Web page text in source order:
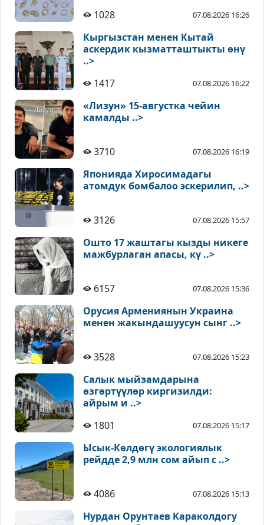
1028
07.08.2026 16:26
Кыргызстан менен Кытай
аскердик кызматташтыкты өнү
..>
1417
07.08.2026 16:22
«Лизун» 15-августка чейин
камалды ..>
3710 07.08.2026 16:19
Японияда Хиросимадагы
атомдук бомбалоо эскерилип, ..>
3126 07.08.2026 15:57
Ошто 17 жаштагы кызды никеге
мажбурлаган апасы, кү ..>
6157 07.08.2026 15:36
Орусия Армениянын Украина
менен жакындашуусун сынг ..>
3528 07.08.2026 15:23
Салык мыйзамдарына
өзгөртүүлөр киргизилди:
айрым и ..>
1801
07.08.2026 15:17
Ысык-Көлдөгү экологиялык
рейдде 2,9 млн сом айып с ..>
4086 07.08.2026 15:13
Нурдан Орунтаев Караколдогу